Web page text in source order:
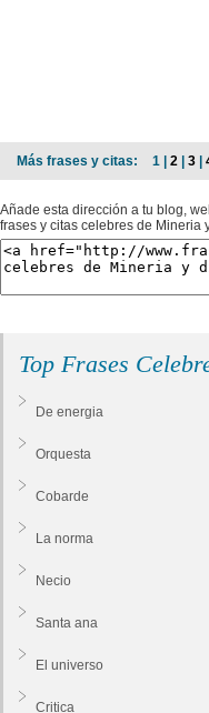
Más frases y citas: 1 | 2 | 3 |
Añade esta dirección a tu blog,
frases y citas celebres de Mineria
Top Frases
De energia
Orquesta
Cobarde
La norma
Necio
Santa ana
El universo
Critica